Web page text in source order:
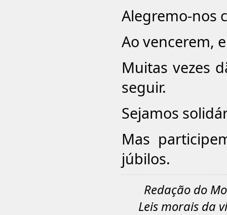
Alegremo-nos
Ao vencerem,
Muitas vezes
seguir.
Sejamos
Mas
júbilos.
Redação do
Leis morais da